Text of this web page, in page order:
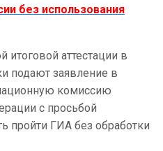
без использования
итоговой аттестации в
подают заявление в
комиссию
с просьбой
пройти ГИА без обработки